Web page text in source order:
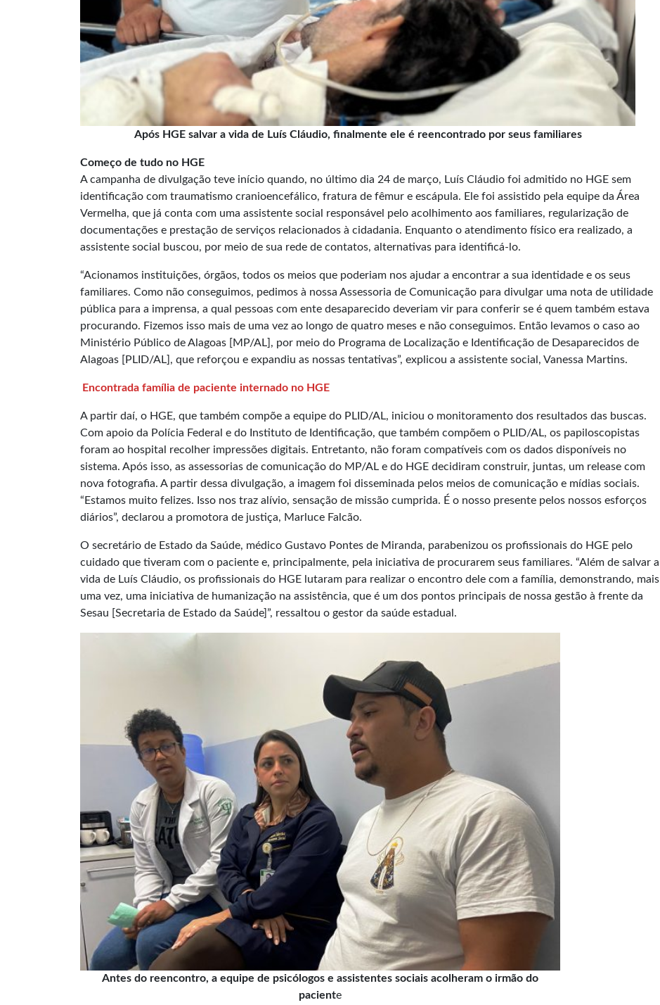
Após HGE salvar a vida de Luís Cláudio, finalmente ele é reencontrado por seus familiares
Começo de tudo no HGE
A campanha de divulgação teve início quando, no último dia 24 de março, Luís Cláudio foi admitido no HGE sem
identificação com traumatismo cranioencefálico, fratura de fêmur e escápula. Ele foi assistido pela equipe da Área
Vermelha, que já conta com uma assistente social responsável pelo acolhimento aos familiares, regularização de
documentações e prestação de serviços relacionados à cidadania. Enquanto o atendimento físico era realizado, a
assistente social buscou, por meio de sua rede de contatos, alternativas para identificá-lo.
“Acionamos instituições, órgãos, todos os meios que poderiam nos ajudar a encontrar a sua identidade e os seus
familiares. Como não conseguimos, pedimos à nossa Assessoria de Comunicação para divulgar uma nota de utilidade
pública para a imprensa, a qual pessoas com ente desaparecido deveriam vir para conferir se é quem também estava
procurando. Fizemos isso mais de uma vez ao longo de quatro meses e não conseguimos. Então levamos o caso ao
Ministério Público de Alagoas [MP/AL], por meio do Programa de Localização e Identificação de Desaparecidos de
Alagoas [PLID/AL], que reforçou e expandiu as nossas tentativas”, explicou a assistente social, Vanessa Martins.
Encontrada família de paciente internado no HGE
A partir daí, o HGE, que também compõe a equipe do PLID/AL, iniciou o monitoramento dos resultados das buscas.
Com apoio da Polícia Federal e do Instituto de Identificação, que também compõem o PLID/AL, os papiloscopistas
foram ao hospital recolher impressões digitais. Entretanto, não foram compatíveis com os dados disponíveis no
sistema. Após isso, as assessorias de comunicação do MP/AL e do HGE decidiram construir, juntas, um release com
nova fotografia. A partir dessa divulgação, a imagem foi disseminada pelos meios de comunicação e mídias sociais.
“Estamos muito felizes. Isso nos traz alívio, sensação de missão cumprida. É o nosso presente pelos nossos esforços
diários”, declarou a promotora de justiça, Marluce Falcão.
O secretário de Estado da Saúde, médico Gustavo Pontes de Miranda, parabenizou os profissionais do HGE pelo
cuidado que tiveram com o paciente e, principalmente, pela iniciativa de procurarem seus familiares. “Além de salvar a
vida de Luís Cláudio, os profissionais do HGE lutaram para realizar o encontro dele com a família, demonstrando, mais
uma vez, uma iniciativa de humanização na assistência, que é um dos pontos principais de nossa gestão à frente da
Sesau [Secretaria de Estado da Saúde]”, ressaltou o gestor da saúde estadual.
Antes do reencontro, a equipe de psicólogos e assistentes sociais acolheram o irmão do
paciente